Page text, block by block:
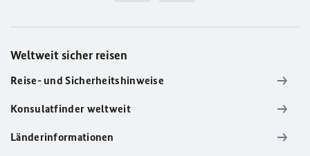
Weltweit sicher reisen
Reise- und Sicherheitshinweise
Konsulatfinder weltweit
Länderinformationen